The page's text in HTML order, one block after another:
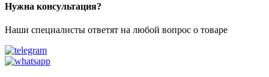
Нужна консультация?
Наши специалисты ответят на любой вопрос о товаре